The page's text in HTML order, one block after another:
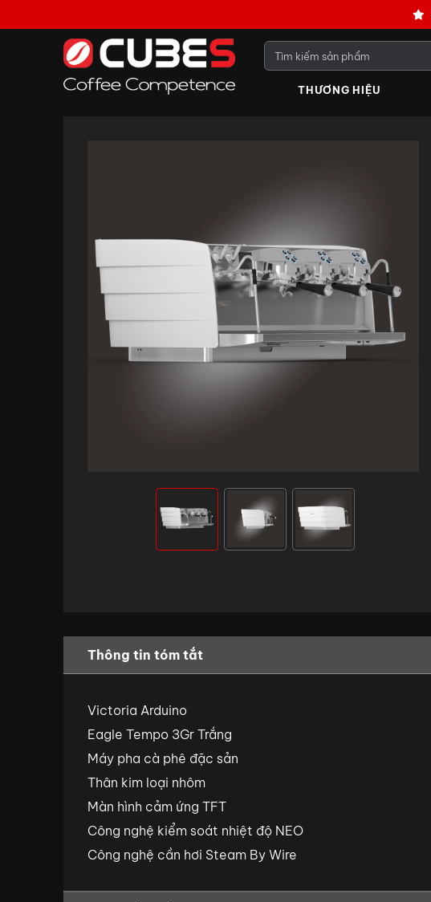
THƯƠNG HIỆU
Thông tin tóm tắt
Victoria Arduino
Eagle Tempo 3Gr Trắng
Máy pha cà phê đặc sản
Thân kim loại nhôm
Màn hình cảm ứng TFT
Công nghệ kiểm soát nhiệt độ NEO
Công nghệ cần hơi Steam By Wire